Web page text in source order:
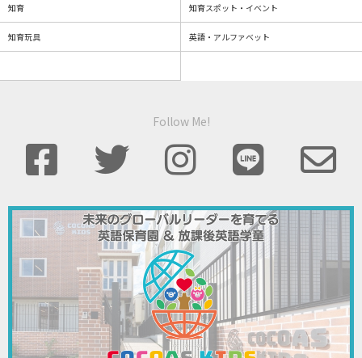
知育 知育スポット・イベント
知育玩具 英語・アルファベット
Follow Me!